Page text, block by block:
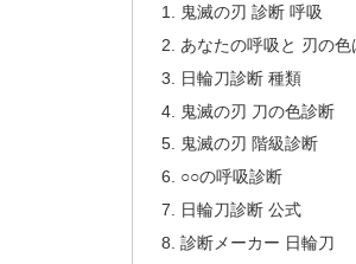
鬼滅の刃 診断 呼吸
あなたの呼吸と 刃の色
日輪刀診断 種類
鬼滅の刃 刀の色診断
鬼滅の刃 階級診断
○○の呼吸診断
日輪刀診断 公式
診断メーカー 日輪刀